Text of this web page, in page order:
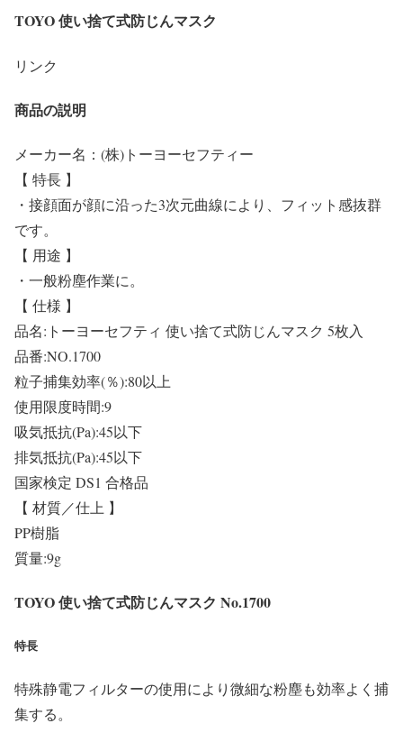
TOYO 使い捨て式防じんマスク
リンク
商品の説明
メーカー名：(株)トーヨーセフティー
【 特長 】
・接顔面が顔に沿った3次元曲線により、フィット感抜群
です。
【 用途 】
・一般粉塵作業に。
【 仕様 】
品名:トーヨーセフティ 使い捨て式防じんマスク 5枚入
品番:NO.1700
粒子捕集効率(％):80以上
使用限度時間:9
吸気抵抗(Pa):45以下
排気抵抗(Pa):45以下
国家検定 DS1 合格品
【 材質／仕上 】
PP樹脂
質量:9g
TOYO 使い捨て式防じんマスク No.1700
特長
特殊静電フィルターの使用により微細な粉塵も効率よく捕
集する。